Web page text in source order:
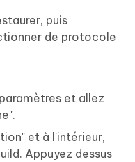
puis
de protocole
et allez
et à l'intérieur,
Appuyez dessus